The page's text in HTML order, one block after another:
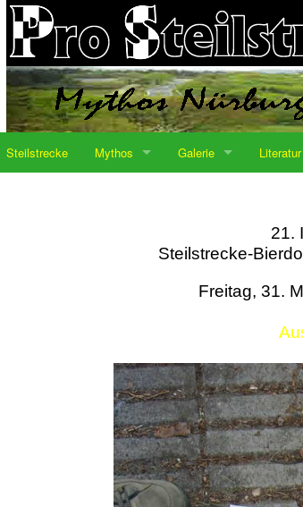
Steilstrecke Mythos Galerie Literatur
21.
Steilstrecke-
Freitag, 31.